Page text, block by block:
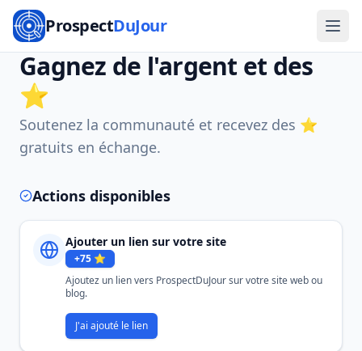
ProspectDuJour
Gagnez de l'argent et des
⭐
Soutenez la communauté et recevez des ⭐
gratuits en échange.
Actions disponibles
Ajouter un lien sur votre site
+75 ⭐
Ajoutez un lien vers ProspectDuJour sur votre site web ou
blog.
J'ai ajouté le lien